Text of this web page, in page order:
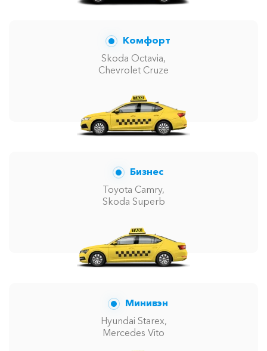
Комфорт
Skoda Octavia,
Chevrolet Cruze
Бизнес
Toyota Camry,
Skoda Superb
Минивэн
Hyundai Starex,
Mercedes Vito